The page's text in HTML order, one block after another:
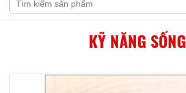
KỸ NĂNG SỐNG